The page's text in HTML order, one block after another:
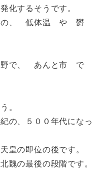
するそうです。
、 低体温 や 欝
で、 あんと市 で
。
、５００年代になっ
の即位の後です。
の最後の段階です。